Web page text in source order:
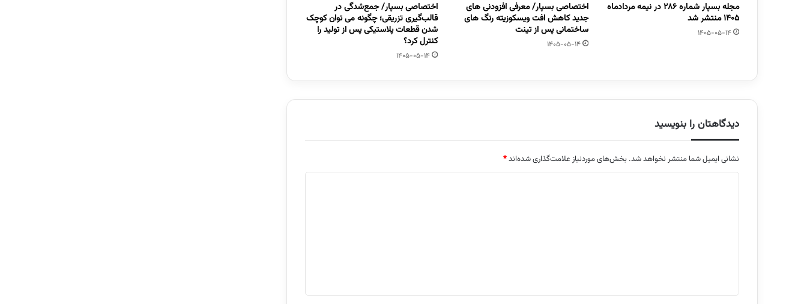
مجله بسپار شماره 286 در نیمه مردادماه
1405 منتشر شد
1405-05-14
اختصاصی بسپار/ معرفی افزودنی های
جدید کاهش افت ویسکوزیته رنگ های
ساختمانی پس از تینت
1405-05-14
اختصاصی بسپار/ جمع‌شدگی در
قالب‌گیری تزریقی؛ چگونه می توان کوچک
شدن قطعات پلاستیکی پس از تولید را
کنترل کرد؟
1405-05-14
دیدگاهتان را بنویسید
نشانی ایمیل شما منتشر نخواهد شد. بخش‌های موردنیاز علامت‌گذاری شده‌اند*